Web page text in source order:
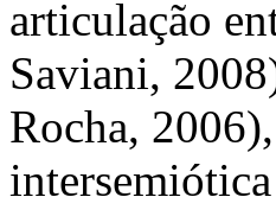
articulação
Saviani,
Rocha,